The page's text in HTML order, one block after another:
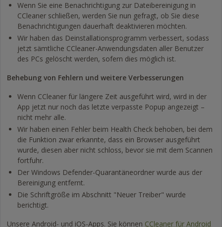
Wenn Sie eine Benachrichtigung zur Dateibereinigung in
CCleaner schließen, werden Sie nun gefragt, ob Sie diese
Benachrichtigungen dauerhaft deaktivieren möchten.
Wir haben das Deinstallationsprogramm verbessert, sodass
jetzt sämtliche CCleaner-Anwendungsdaten aller Benutzer
des PCs gelöscht werden, sofern dies möglich ist.
Behebung von Fehlern und weitere Verbesserungen
Wenn CCleaner für längere Zeit ausgeführt wird, wird in der
App jetzt nur noch das letzte verpasste Popup angezeigt –
nicht mehr alle.
Wir haben einen Fehler beim Health Check behoben, bei dem
die Funktion zwar erkannte, dass ein Browser ausgeführt
wurde, diesen aber nicht schloss, bevor sie mit dem Scannen
fortfuhr.
Der Windows Defender-Quarantäneordner wurde aus der
Bereinigung entfernt.
Die Schriftgröße im Abschnitt "Neuer Treiber" wurde
berichtigt.
Unsere Android- und iOS-Apps. Sie können CCleaner für Android